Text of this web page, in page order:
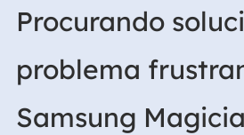
Procurando
problema
Samsung